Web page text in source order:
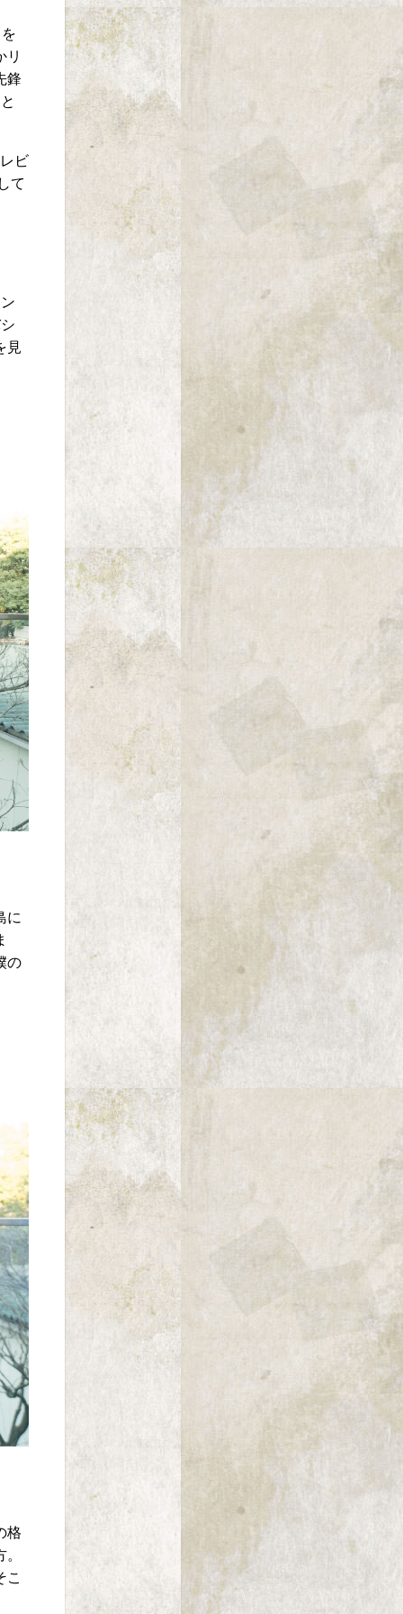
リ
鋒
ビ
て
見
に
の
格
こ